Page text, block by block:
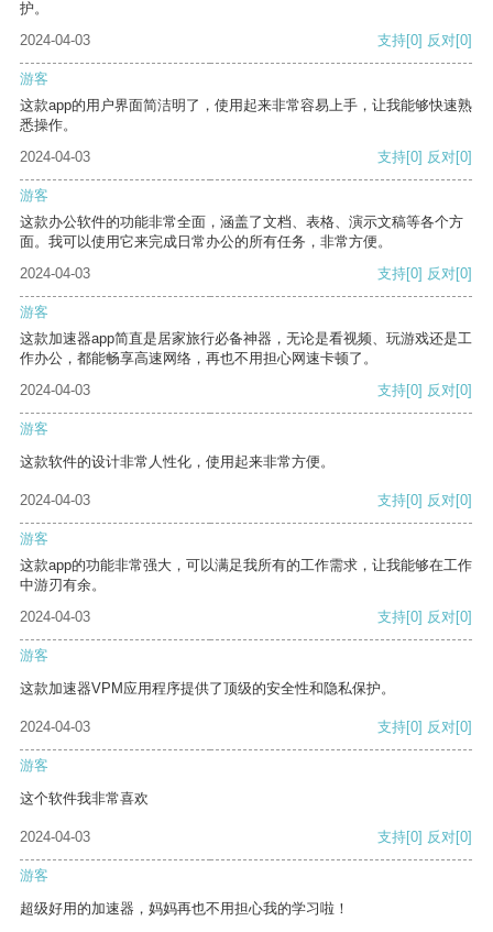
护。
2024-04-03
支持[0] 反对[0]
游客
这款app的用户界面简洁明了，使用起来非常容易上手，让我能够快速熟
悉操作。
2024-04-03
支持[0] 反对[0]
游客
这款办公软件的功能非常全面，涵盖了文档、表格、演示文稿等各个方
面。我可以使用它来完成日常办公的所有任务，非常方便。
2024-04-03
支持[0] 反对[0]
游客
这款加速器app简直是居家旅行必备神器，无论是看视频、玩游戏还是工
作办公，都能畅享高速网络，再也不用担心网速卡顿了。
2024-04-03
支持[0] 反对[0]
游客
这款软件的设计非常人性化，使用起来非常方便。
2024-04-03 支持[0] 反对[0]
游客
这款app的功能非常强大，可以满足我所有的工作需求，让我能够在工作
中游刃有余。
2024-04-03
支持[0] 反对[0]
游客
这款加速器VPM应用程序提供了顶级的安全性和隐私保护。
2024-04-03 支持[0] 反对[0]
游客
这个软件我非常喜欢
2024-04-03 支持[0] 反对[0]
游客
超级好用的加速器，妈妈再也不用担心我的学习啦！